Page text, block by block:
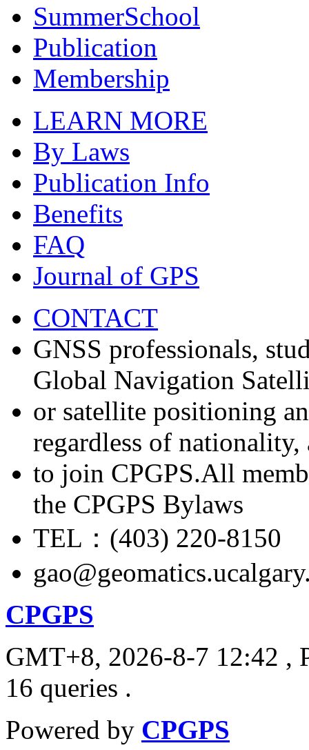
SummerSchool
Publication
Membership
LEARN MORE
By Laws
Publication Info
Benefits
FAQ
Journal of GPS
CONTACT
GNSS professionals,
Global Navigation
or satellite positioning
regardless of nationality,
to join CPGPS.All
the CPGPS Bylaws
TEL：(403) 220-8150
CPGPS
GMT+8, 2026-8-7 12:42 ,
16 queries .
Powered by CPGPS